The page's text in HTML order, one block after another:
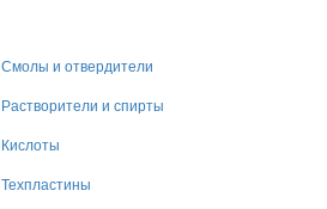
Смолы и отвердители
Растворители и спирты
Кислоты
Техпластины